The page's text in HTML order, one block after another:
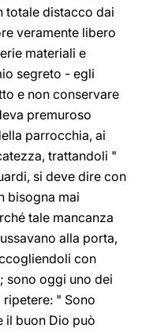
totale distacco dai
veramente libero
materiali e
segreto - egli
e non conservare
premuroso
parrocchia, ai
trattandoli "
si deve dire con
bisogna mai
tale mancanza
alla porta,
con
sono oggi uno dei
" Sono
il buon Dio può